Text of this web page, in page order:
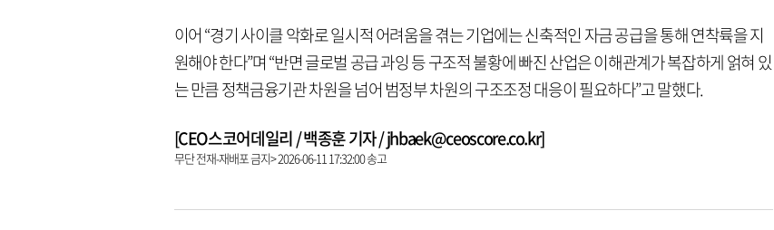
이어 “경기 사이클 악화로 일시적 어려움을 겪는 기업에는 신축적인 자금 공급을 통해 연착륙을 지
원해야 한다”며 “반면 글로벌 공급 과잉 등 구조적 불황에 빠진 산업은 이해관계가 복잡하게 얽혀 있
는 만큼 정책금융기관 차원을 넘어 범정부 차원의 구조조정 대응이 필요하다”고 말했다.
[CEO스코어데일리 / 백종훈 기자 / jhbaek@ceoscore.co.kr]
무단 전재-재배포 금지> 2026-06-11 17:32:00 송고